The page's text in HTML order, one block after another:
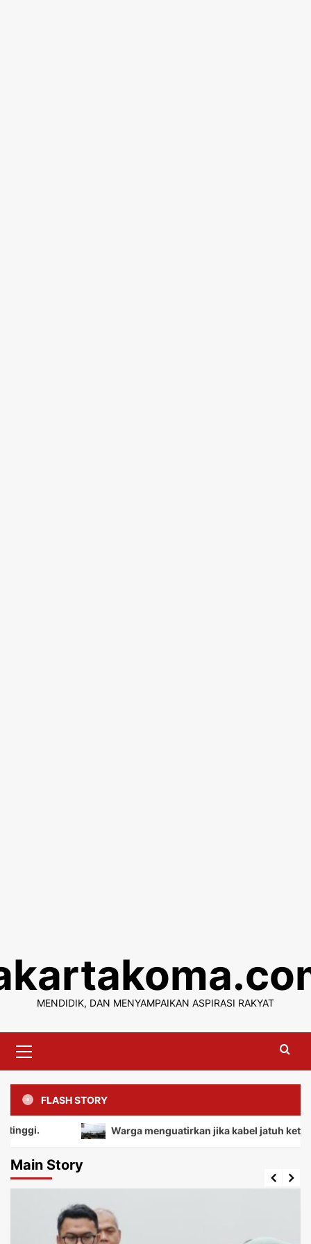
content
MENDIDIK, DAN MENYAMPAIKAN ASPIRASI RAKYAT
Menu
FLASH STORY
Warga menguatirkan jika kabel jatuh ketanah,
Main Story